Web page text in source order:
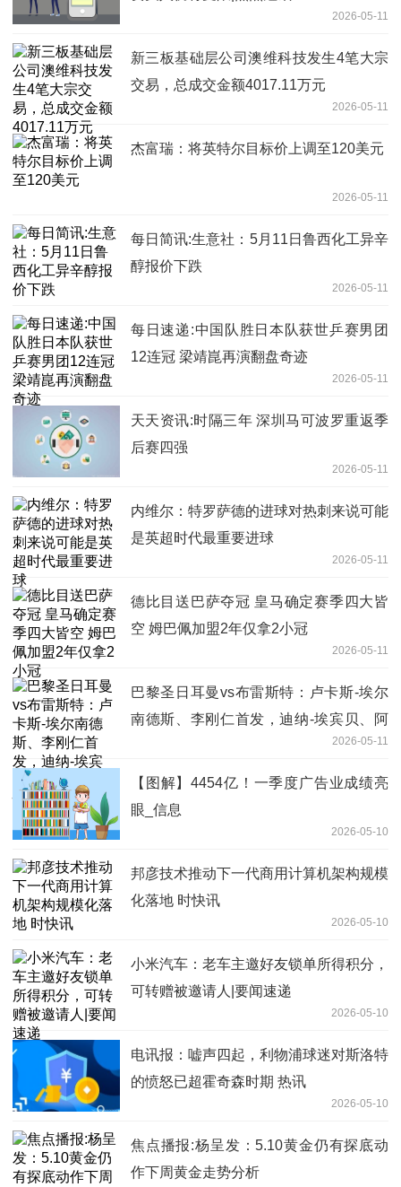
2026-05-11
新三板基础层公司澳维科技发生4笔大宗
交易，总成交金额4017.11万元
2026-05-11
杰富瑞：将英特尔目标价上调至120美元
2026-05-11
每日简讯:生意社：5月11日鲁西化工异辛
醇报价下跌
2026-05-11
每日速递:中国队胜日本队获世乒赛男团
12连冠 梁靖崑再演翻盘奇迹
2026-05-11
天天资讯:时隔三年 深圳马可波罗重返季
后赛四强
2026-05-11
内维尔：特罗萨德的进球对热刺来说可能
是英超时代最重要进球
2026-05-11
德比目送巴萨夺冠 皇马确定赛季四大皆
空 姆巴佩加盟2年仅拿2小冠
2026-05-11
巴黎圣日耳曼vs布雷斯特：卢卡斯-埃尔
南德斯、李刚仁首发，迪纳-埃宾贝、阿
2026-05-11
【图解】4454亿！一季度广告业成绩亮
眼_信息
2026-05-10
邦彦技术推动下一代商用计算机架构规模
化落地 时快讯
2026-05-10
小米汽车：老车主邀好友锁单所得积分，
可转赠被邀请人|要闻速递
2026-05-10
电讯报：嘘声四起，利物浦球迷对斯洛特
的愤怒已超霍奇森时期 热讯
2026-05-10
焦点播报:杨呈发：5.10黄金仍有探底动
作下周黄金走势分析